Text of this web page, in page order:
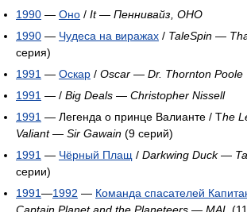
1990 — Оно / It— Пеннивайз, ОНО
1990 — Чудеса на виражах / TaleSpin —
серия)
1991 — Оскар / Oscar — Dr. Thornton Poole
1991 — / Big Deals — Christopher Nissell
1991 — Легенда о принце Валианте / The
Valiant— Sir Gawain (9 серий)
1991 — Чёрный Плащ / Darkwing Duck—
серии)
1991—1992 — Команда спасателей